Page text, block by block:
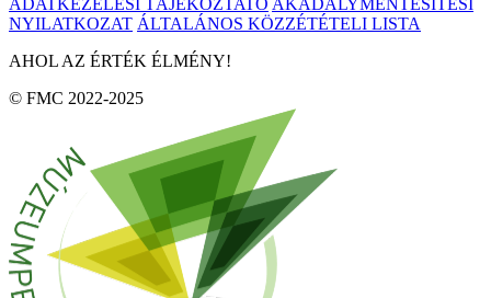
ADATKEZELÉSI TÁJÉKOZTATÓ AKADÁLYMENTESÍTÉSI
NYILATKOZAT ÁLTALÁNOS KÖZZÉTÉTELI LISTA
AHOL AZ ÉRTÉK ÉLMÉNY!
© FMC 2022-2025